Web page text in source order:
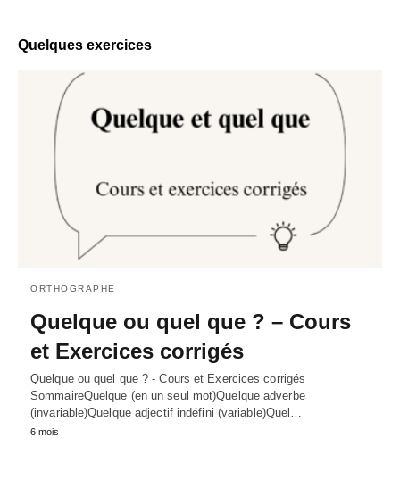
Quelques exercices
ORTHOGRAPHE
Quelque ou quel que ? – Cours
et Exercices corrigés
Quelque ou quel que ? - Cours et Exercices corrigés
SommaireQuelque (en un seul mot)Quelque adverbe
(invariable)Quelque adjectif indéfini (variable)Quel…
6 mois